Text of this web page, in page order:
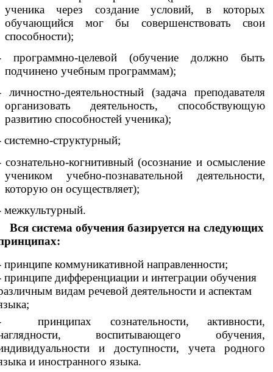
ученика через создание условий, в которых
обучающийся мог бы совершенствовать свои
способности);
программно-целевой (обучение должно быть
подчинено учебным программам);
личностно-деятельностный (задача преподавателя
организовать деятельность, способствующую
развитию способностей ученика);
системно-структурный;
сознательно-когнитивный (осознание и осмысление
учеником учебно-познавательной деятельности,
которую он осуществляет);
межкультурный.
Вся система обучения базируется на следующих
принципе коммуникативной направленности;
принципе дифференциации и интеграции обучения
видам речевой деятельности и аспектам
принципах сознательности, активности,
воспитывающего обучения,
и доступности, учета родного
и иностранного языка.